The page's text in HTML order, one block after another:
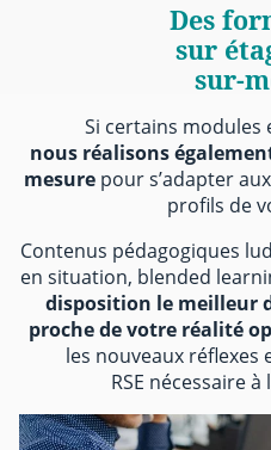
Des
sur
sur-
Si certains modules
nous réalisons
mesurepour s’adapter
profils de
Contenus pédagogiques
en situation, blended
disposition le meilleur
proche de votre réalité
les nouveaux
RSE nécessaire